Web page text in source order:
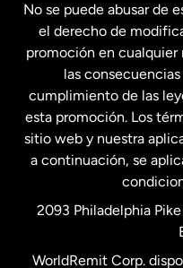
Francia
Malasia
Nueva
Países Bajos
No se puede abusar de
el derecho de
promoción en cualquier
las
cumplimiento de las
esta promoción. Los
sitio web y nuestra
a continuación, se
2093 Philadelphia
WorldRemit Corp.